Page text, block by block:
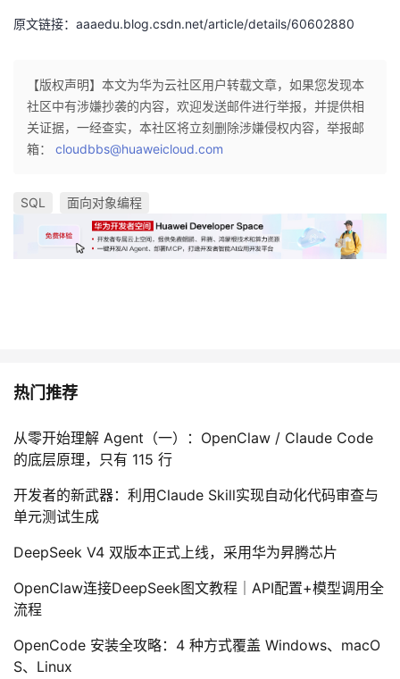
原文链接：aaaedu.blog.csdn.net/article/details/60602880
【版权声明】本文为华为云社区用户转载文章，如果您发现本
社区中有涉嫌抄袭的内容，欢迎发送邮件进行举报，并提供相
关证据，一经查实，本社区将立刻删除涉嫌侵权内容，举报邮
箱： cloudbbs@huaweicloud.com
SQL 面向对象编程
热门推荐
从零开始理解 Agent（一）：OpenClaw / Claude Code
的底层原理，只有 115 行
开发者的新武器：利用Claude Skill实现自动化代码审查与
单元测试生成
DeepSeek V4 双版本正式上线，采用华为昇腾芯片
OpenClaw连接DeepSeek图文教程｜API配置+模型调用全
流程
OpenCode 安装全攻略：4 种方式覆盖 Windows、macO
S、Linux